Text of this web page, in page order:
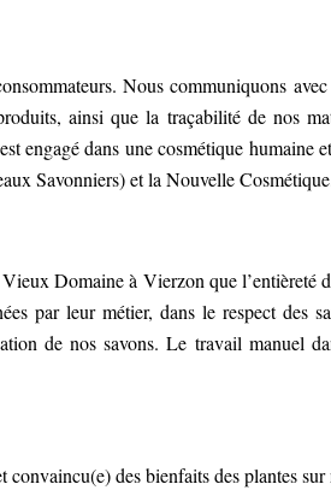
Nous communiquons
ainsi que la traçabilité de nos
engagé dans une cosmétique humaine
Savonniers) et la Nouvelle
Domaine à Vierzon que l’entièreté
par leur métier, dans le respect des
de nos savons. Le travail manuel
des bienfaits des plantes